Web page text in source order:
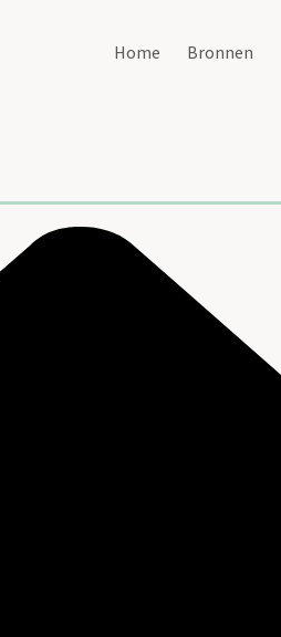
Home Bronnen